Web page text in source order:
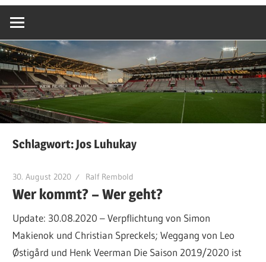
Schlagwort:Jos Luhukay
30. August 2020 Ralf Rembold
Wer kommt? – Wer geht?
Update: 30.08.2020 – Verpflichtung von Simon
Makienok und Christian Spreckels; Weggang von Leo
Østigård und Henk Veerman Die Saison 2019/2020 ist